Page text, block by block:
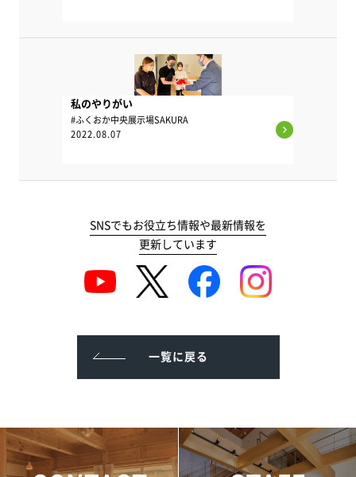
#ふくおか中央展示場SAKURA
私のやりがい
2022.08.07
SNSでもお役立ち情報や最新情報を
更新しています
一覧に戻る